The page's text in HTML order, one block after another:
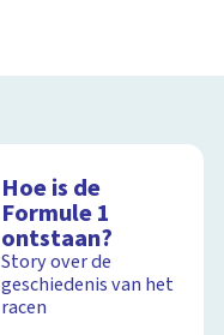
Hoe is de
Formule 1
ontstaan?
Story over de
geschiedenis van het
racen